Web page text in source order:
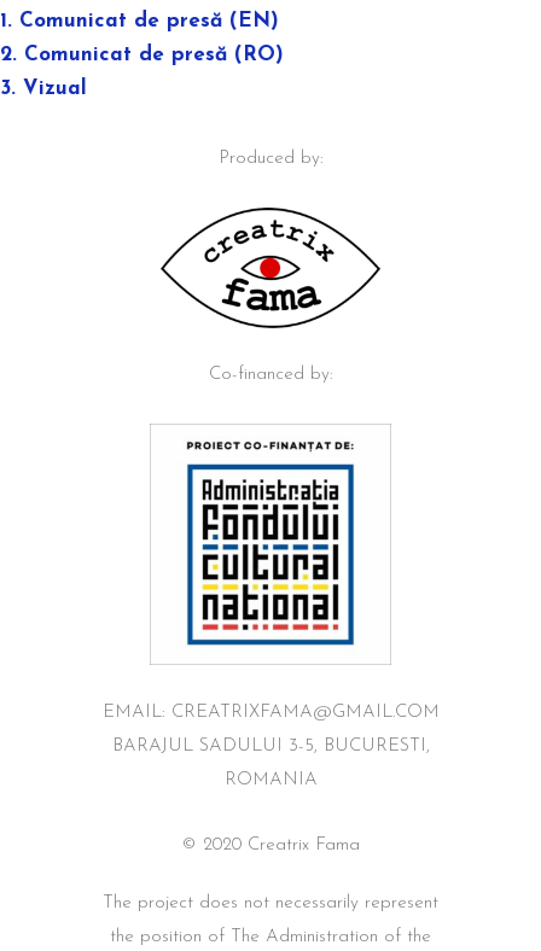
1. Comunicat de presă (EN)
2. Comunicat de presă (RO)
3. Vizual
Produced by:
Co-financed by:
EMAIL: CREATRIXFAMA@GMAIL.COM
BARAJUL SADULUI 3-5, BUCURESTI,
ROMANIA
© 2020 Creatrix Fama
The project does not necessarily represent
the position of The Administration of the